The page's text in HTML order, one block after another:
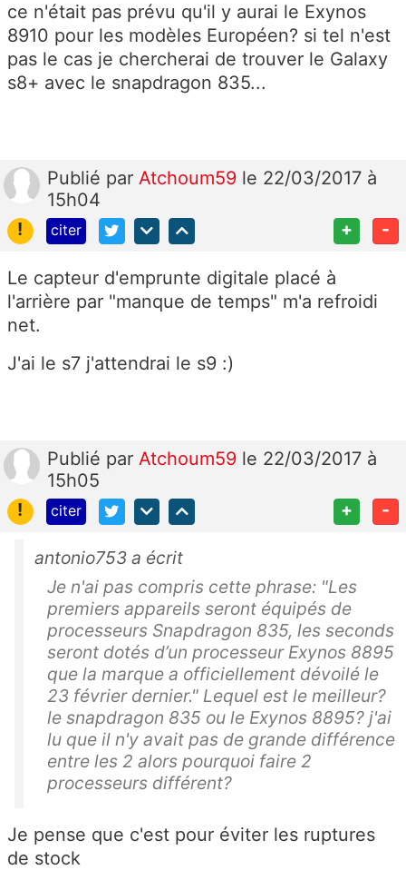
ce n'était pas prévu qu'il y aurai le Exynos
8910 pour les modèles Européen? si tel n'est
pas le cas je chercherai de trouver le Galaxy
s8+ avec le snapdragon 835...
Publié par Atchoum59 le 22/03/2017 à
15h04
!
citer + -
Le capteur d'emprunte digitale placé à
l'arrière par "manque de temps" m'a refroidi
net.
J'ai le s7 j'attendrai le s9 :)
Publié par Atchoum59 le 22/03/2017 à
15h05
!
citer + -
antonio753 a écrit
Je n'ai pas compris cette phrase: "Les
premiers appareils seront équipés de
processeurs Snapdragon 835, les seconds
seront dotés d’un processeur Exynos 8895
que la marque a officiellement dévoilé le
23 février dernier." Lequel est le meilleur?
le snapdragon 835 ou le Exynos 8895? j'ai
lu que il n'y avait pas de grande différence
entre les 2 alors pourquoi faire 2
processeurs différent?
Je pense que c'est pour éviter les ruptures
de stock